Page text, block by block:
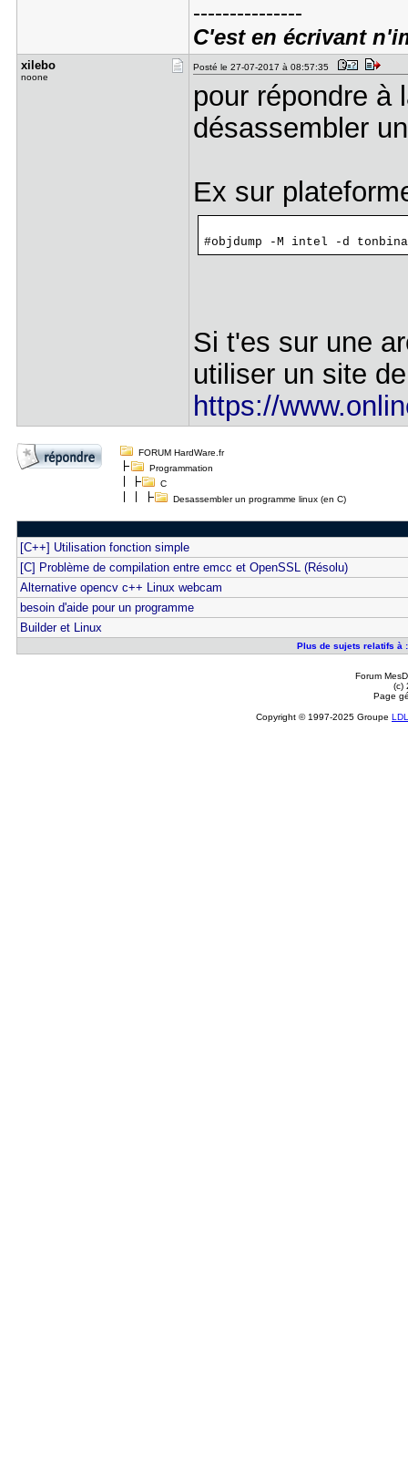
---------------
C'est en écrivant
xilebo
noone
Posté le 27-07-2017 à 08:57:35
pour répondre à
désassembler
Ex sur
#objdump -M intel -d
Si t'es sur une
utiliser un site
https://
FORUM HardWare.fr
Programmation
C
Desassembler un programme linux (en C)
[C++] Utilisation fonction simple
[C] Problème de compilation entre emcc et OpenSSL (Résolu)
Alternative opencv c++ Linux webcam
besoin d'aide pour un programme
Builder et Linux
Plus de sujets relatifs à
Forum
(c)
Page
Copyright © 1997-2025 Groupe